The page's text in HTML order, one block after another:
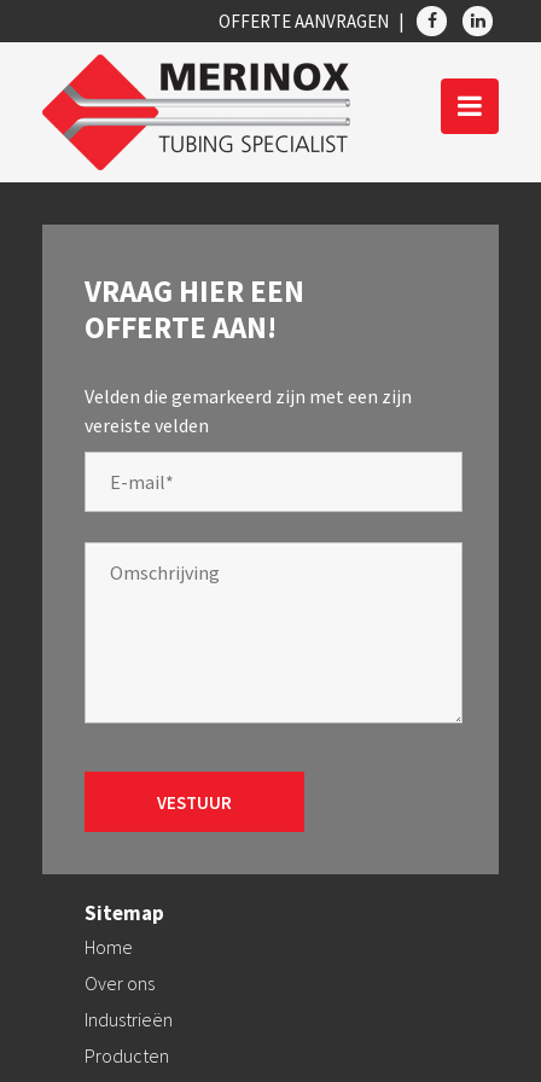
OFFERTE AANVRAGEN
VRAAG HIER EEN
OFFERTE AAN!
Velden die gemarkeerd zijn met een zijn
vereiste velden
Sitemap
Home
Over ons
Industrieën
Producten